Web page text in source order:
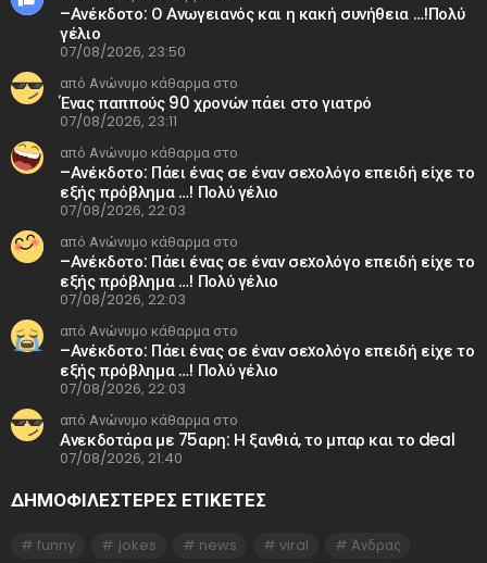
–Ανέκδοτο: Ο Ανωγειανός και η κακή συνήθεια …!Πολύ
γέλιο
07/08/2026, 23:50
από Ανώνυμο κάθαρμα στο
Ένας παππούς 90 χρονών πάει στο γιατρό
07/08/2026, 23:11
από Ανώνυμο κάθαρμα στο
–Ανέκδοτο: Πάει ένας σε έναν σεxολόγο επειδή είχε το
εξής πρόβλημα …! Πολύ γέλιο
07/08/2026, 22:03
από Ανώνυμο κάθαρμα στο
–Ανέκδοτο: Πάει ένας σε έναν σεxολόγο επειδή είχε το
εξής πρόβλημα …! Πολύ γέλιο
07/08/2026, 22:03
από Ανώνυμο κάθαρμα στο
–Ανέκδοτο: Πάει ένας σε έναν σεxολόγο επειδή είχε το
εξής πρόβλημα …! Πολύ γέλιο
07/08/2026, 22:03
από Ανώνυμο κάθαρμα στο
Ανεκδοτάρα με 75αρη: Η ξανθιά, το μπαρ και το deal
07/08/2026, 21:40
ΔΗΜΟΦΙΛΕΣΤΕΡΕΣ ΕΤΙΚΈΤΕΣ
funny jokes news viral
Άνδρας